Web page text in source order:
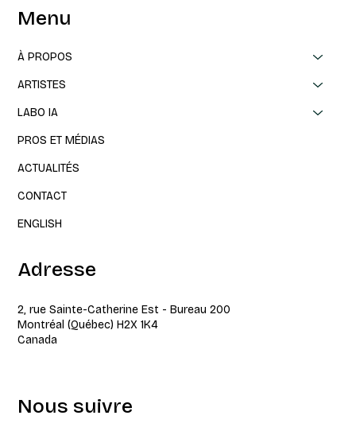
Menu
À PROPOS
ARTISTES
LABO IA
PROS ET MÉDIAS
ACTUALITÉS
CONTACT
ENGLISH
Adresse
2, rue Sainte-Catherine Est - Bureau 200
Montréal (Québec) H2X 1K4
Canada
Nous suivre